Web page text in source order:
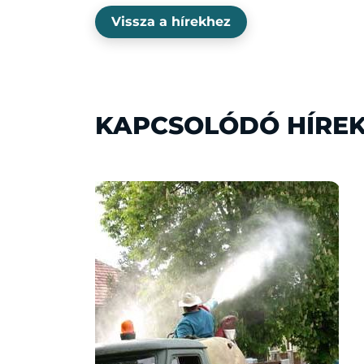
Vissza a hírekhez
KAPCSOLÓDÓ